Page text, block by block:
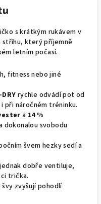
s krátkým rukávem v
střihu, který příjemně
letním počasí.
fitness nebo jiné
rychle odvádí pot od
při náročném tréninku.
a 14 %
dokonalou svobodu
švem hezky sedí a
dobře ventiluje,
trička.
zvyšují pohodlí